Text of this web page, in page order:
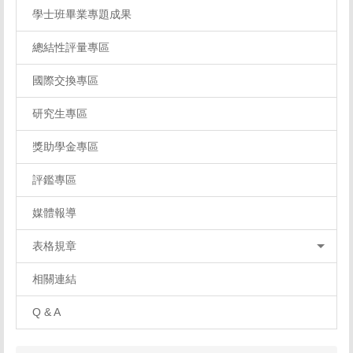
學士班畢業專題成果
總結性評量專區
國際交換專區
研究生專區
獎助學金專區
評鑑專區
媒體報導
表格規章
相關連結
Q & A